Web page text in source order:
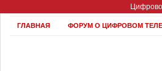
ГЛАВНАЯ ФОРУМ О ЦИФРОВОМ